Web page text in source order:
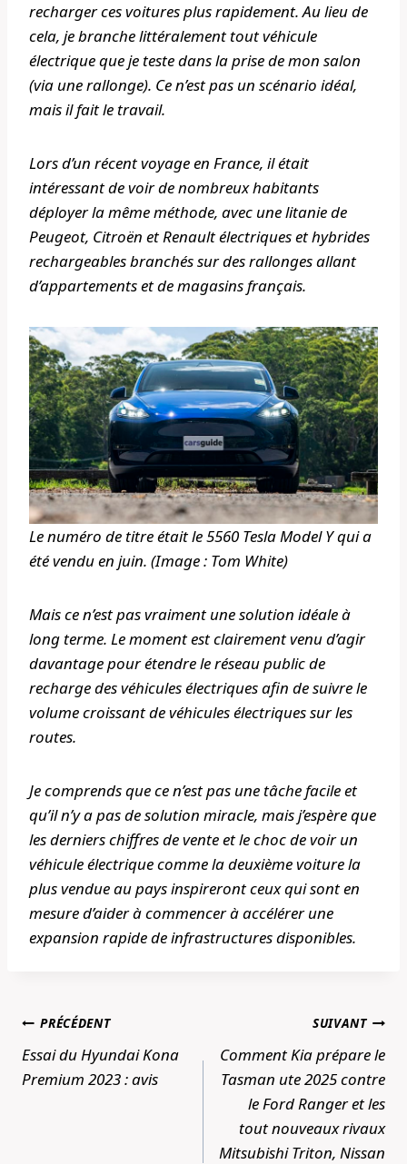
recharger ces voitures plus rapidement. Au lieu de
cela, je branche littéralement tout véhicule
électrique que je teste dans la prise de mon salon
(via une rallonge). Ce n’est pas un scénario idéal,
mais il fait le travail.
Lors d’un récent voyage en France, il était
intéressant de voir de nombreux habitants
déployer la même méthode, avec une litanie de
Peugeot, Citroën et Renault électriques et hybrides
rechargeables branchés sur des rallonges allant
d’appartements et de magasins français.
Le numéro de titre était le 5560 Tesla Model Y qui a
été vendu en juin. (Image : Tom White)
Mais ce n’est pas vraiment une solution idéale à
long terme. Le moment est clairement venu d’agir
davantage pour étendre le réseau public de
recharge des véhicules électriques afin de suivre le
volume croissant de véhicules électriques sur les
routes.
Je comprends que ce n’est pas une tâche facile et
qu’il n’y a pas de solution miracle, mais j’espère que
les derniers chiffres de vente et le choc de voir un
véhicule électrique comme la deuxième voiture la
plus vendue au pays inspireront ceux qui sont en
mesure d’aider à commencer à accélérer une
expansion rapide de infrastructures disponibles.
Navigation
de
l’article
PRÉCÉDENT
Essai du Hyundai Kona
Premium 2023 : avis
SUIVANT
Comment Kia prépare le
Tasman ute 2025 contre
le Ford Ranger et les
tout nouveaux rivaux
Mitsubishi Triton, Nissan